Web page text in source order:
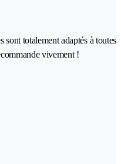
sont totalement adaptés à toutes
vivement !